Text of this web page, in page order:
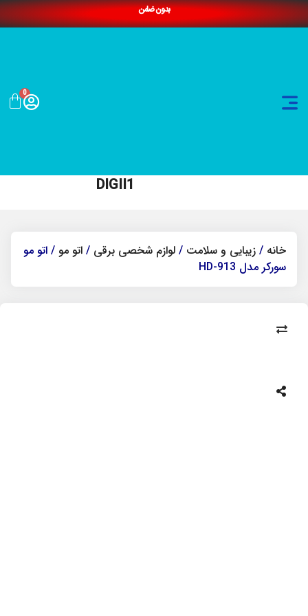
بدون ضامن
0
DIGII1
خانه / زیبایی و سلامت / لوازم شخصی برقی / اتو مو / اتو مو
سورکر مدل HD-913